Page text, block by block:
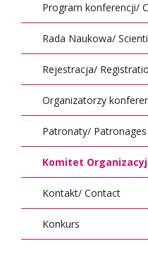
Program konferencji/
Rada Naukowa/
Rejestracja/
Organizatorzy
Patronaty/ Patronages
Komitet
Kontakt/ Contact
Konkurs